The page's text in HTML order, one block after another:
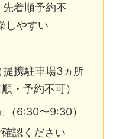
着順予約不
しやすい
携駐車場3ヵ所
・予約不可）
（6:30〜9:30）
確認ください